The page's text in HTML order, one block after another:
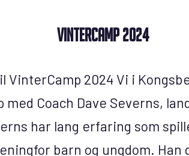
VINTERCAMP 2024
2024 Vi i
Coach Dave Severns,
har lang erfaring som
barn og ungdom. Han